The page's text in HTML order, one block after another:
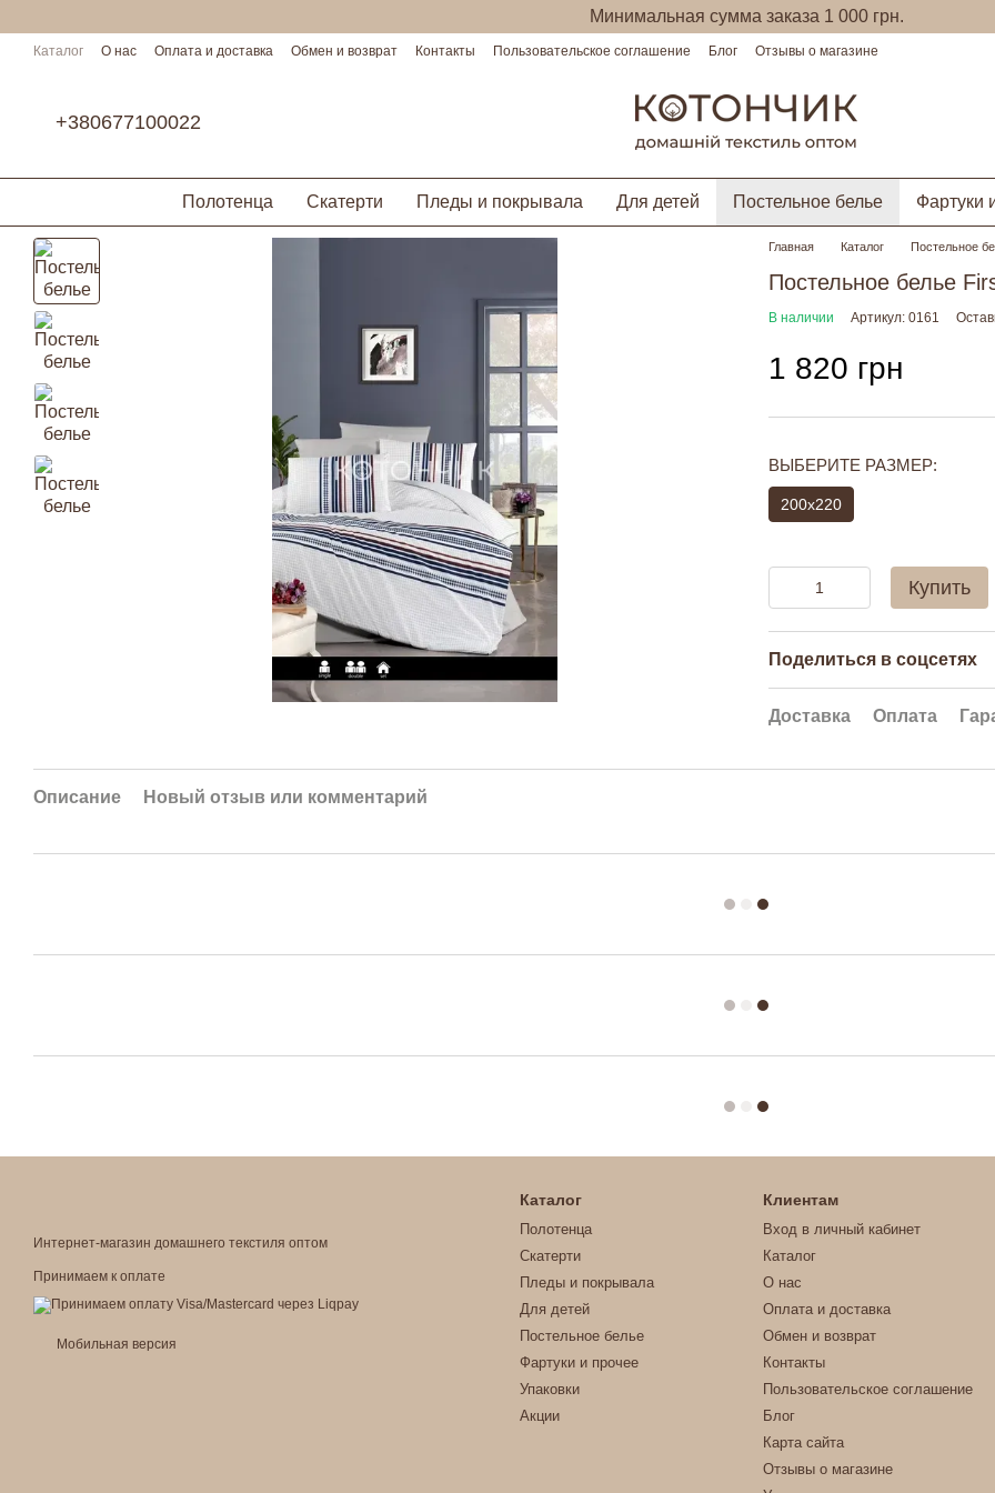
Минимальная сумма заказа 1 000 грн.
Каталог О нас Оплата и доставка Обмен и возврат Контакты Пользовательское соглашение Блог
Отзывы о магазине
+380677100022
Полотенца Скатерти Пледы и покрывала Для детей Постельное белье Фартуки
Главная Каталог Постельное
Постельное белье
В наличии Артикул: 0161
1 820 грн
ВЫБЕРИТЕ РАЗМЕР:
200x220
Купить
Поделиться в соцсетях
Доставка Оплата
Описание Новый отзыв или комментарий
Интернет-магазин домашнего текстиля оптом
Принимаем к оплате
Мобильная версия
Каталог
Полотенца
Скатерти
Пледы и покрывала
Для детей
Постельное белье
Фартуки и прочее
Упаковки
Акции
Клиентам
Вход в личный кабинет
Каталог
О нас
Оплата и доставка
Обмен и возврат
Контакты
Пользовательское соглашение
Блог
Карта сайта
Отзывы о магазине